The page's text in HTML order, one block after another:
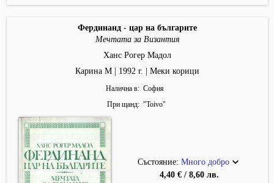
Фердинанд - цар на българите
Мечтата за Византия
Ханс Рогер Мадол
Карина М | 1992 г. | Меки корици
Налична в
София
При щанд
"Toivo"
Състояние: Много добро
4,40 € / 8,60 лв.